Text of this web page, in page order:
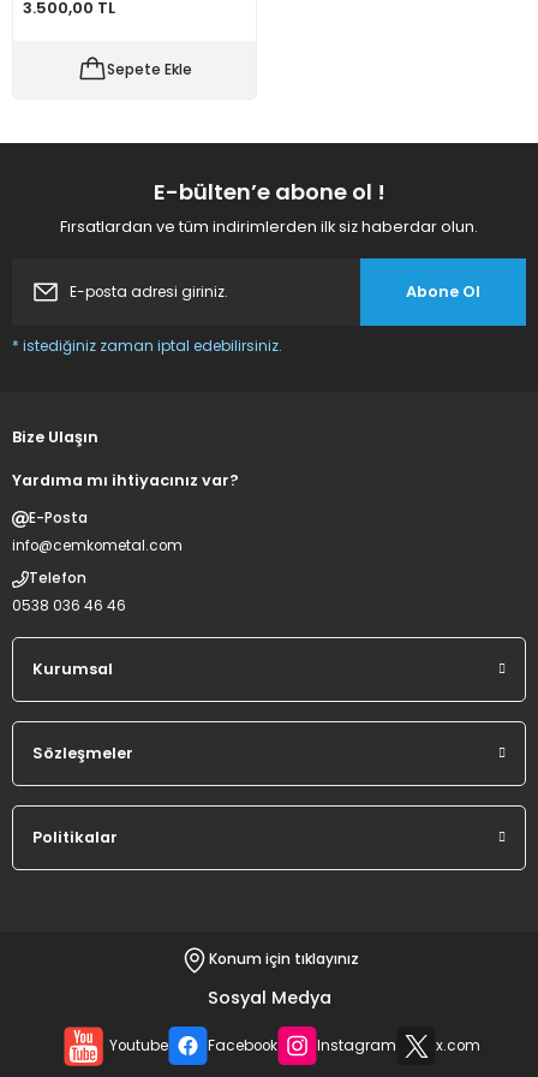
Mısır) Makinesi
Malzemeleri
Arabaları
3.500,00 TL
Sepete Ekle
E-bülten’e abone ol !
Fırsatlardan ve tüm indirimlerden ilk siz haberdar olun.
Abone Ol
* istediğiniz zaman iptal edebilirsiniz.
Bize Ulaşın
Yardıma mı ihtiyacınız var?
E-Posta
info@cemkometal.com
Telefon
0538 036 46 46
Kurumsal
Sözleşmeler
Politikalar
Konum için tıklayınız
Sosyal Medya
Youtube Facebook Instagram x.com